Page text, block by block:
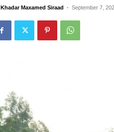
Khadar Maxamed Siraad - September 7,